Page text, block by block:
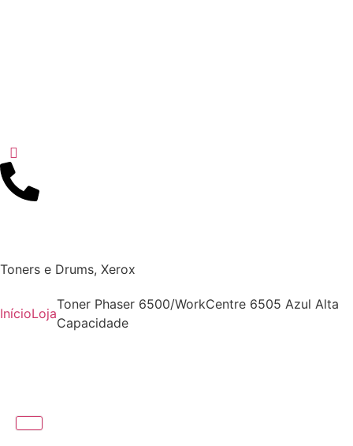
Toners e Drums, Xerox
InícioLoja
Toner Phaser 6500/WorkCentre 6505 Azul Alta
Capacidade